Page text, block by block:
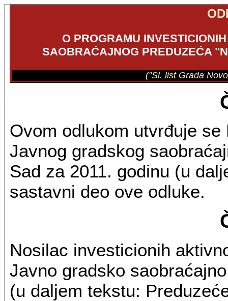
O PROGRAMU
SAOBRAĆAJNOG PREDUZEĆA
("Sl. list Grada
Ovom odlukom utvrđuje
Javnog gradskog
Sad za 2011. godinu (u
sastavni deo ove odluke.
Nosilac investicionih
Javno gradsko
(u daljem tekstu: